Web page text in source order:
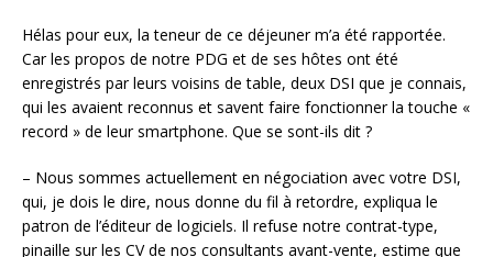
Hélas pour eux, la teneur de ce déjeuner m’a été rapportée.
Car les propos de notre PDG et de ses hôtes ont été
enregistrés par leurs voisins de table, deux DSI que je connais,
qui les avaient reconnus et savent faire fonctionner la touche «
record » de leur smartphone. Que se sont-ils dit ?
– Nous sommes actuellement en négociation avec votre DSI,
qui, je dois le dire, nous donne du fil à retordre, expliqua le
patron de l’éditeur de logiciels. Il refuse notre contrat-type,
pinaille sur les CV de nos consultants avant-vente, estime que